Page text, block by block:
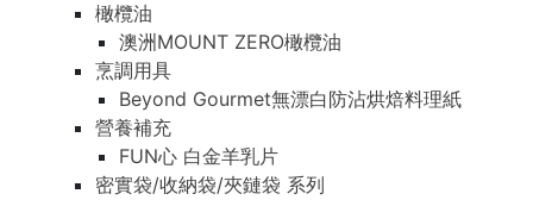
橄欖油
澳洲MOUNT ZERO橄欖油
烹調用具
Beyond Gourmet無漂白防沾烘焙料理紙
營養補充
FUN心 白金羊乳片
密實袋/收納袋/夾鏈袋 系列